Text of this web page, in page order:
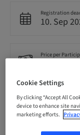
Registration
10. Sep
Price per
Language
French
Cookie Settings
By clicking “Accept All
device to enhance site
marketing efforts.